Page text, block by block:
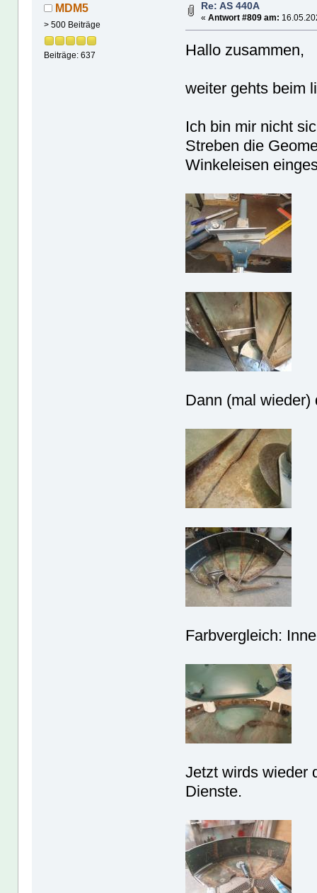
MDM5
> 500 Beiträge
Beiträge: 637
Re: AS 440A
« Antwort #809 am:
Hallo zusammen,
weiter gehts beim
Ich bin mir nicht
Streben die
Winkeleisen
Dann (mal
Farbvergleich:
Jetzt wirds wieder
Dienste.